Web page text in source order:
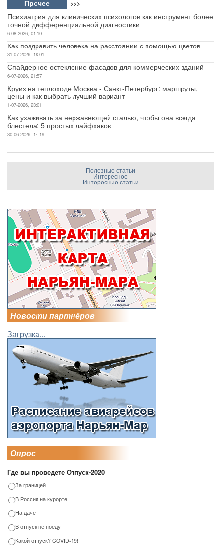
Прочее >>>
Психиатрия для клинических психологов как инструмент более
точной дифференциальной диагностики
6-08-2026, 01:10
Как поздравить человека на расстоянии с помощью цветов
31-07-2026, 18:01
Спайдерное остекление фасадов для коммерческих зданий
6-07-2026, 21:57
Круиз на теплоходе Москва - Санкт-Петербург: маршруты,
цены и как выбрать лучший вариант
1-07-2026, 23:01
Как ухаживать за нержавеющей сталью, чтобы она всегда
блестела: 5 простых лайфхаков
30-06-2026, 14:19
Полезные статьи
Интересное
Интересные статьи
Новости партнёров
Загрузка...
Опрос
Где вы проведете Отпуск-2020
За границей
В России на курорте
На даче
В отпуск не поеду
Какой отпуск? COVID-19!